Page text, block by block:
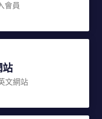
會員
站
文網站